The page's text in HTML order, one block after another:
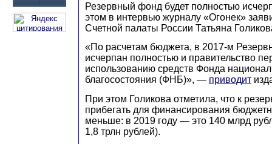
Резервный фонд будет полностью
этом в интервью журналу «Огонек»
Счетной палаты России Татьяна
«По расчетам бюджета, в 2017-м
исчерпан полностью и правительство
использованию средств Фонда
благосостояния (ФНБ)», — приводит
При этом Голикова отметила, что к
прибегать для финансирования
меньше: в 2019 году — это 140 млрд
1,8 трлн рублей).